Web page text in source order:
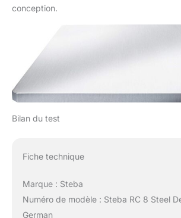
conception.
Bilan du test
Fiche technique
Marque : Steba
Numéro de modèle : Steba RC 8 Steel
German